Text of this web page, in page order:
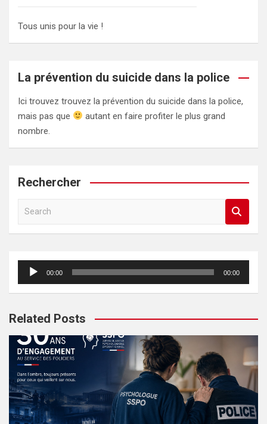
Tous unis pour la vie !
La prévention du suicide dans la police
Ici trouvez trouvez la prévention du suicide dans la police,
mais pas que
autant en faire profiter le plus grand
nombre.
Rechercher
a
Lecteur
audio
00:00 00:00
Related Posts